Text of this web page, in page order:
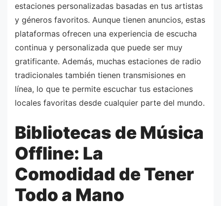
estaciones personalizadas basadas en tus artistas
y géneros favoritos. Aunque tienen anuncios, estas
plataformas ofrecen una experiencia de escucha
continua y personalizada que puede ser muy
gratificante. Además, muchas estaciones de radio
tradicionales también tienen transmisiones en
línea, lo que te permite escuchar tus estaciones
locales favoritas desde cualquier parte del mundo.
Bibliotecas de Música
Offline: La
Comodidad de Tener
Todo a Mano